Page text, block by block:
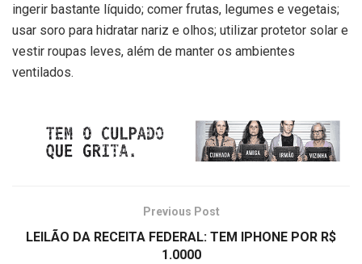
ingerir bastante líquido; comer frutas, legumes e vegetais;
usar soro para hidratar nariz e olhos; utilizar protetor solar e
vestir roupas leves, além de manter os ambientes
ventilados.
Previous Post
LEILÃO DA RECEITA FEDERAL: TEM IPHONE POR R$
1.0000